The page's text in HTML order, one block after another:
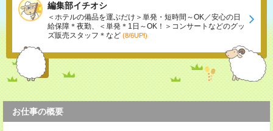
編集部イチオシ
＜ホテルの備品を運ぶだけ＞単発・短時間～OK／安心の日
給保障＊夜勤、＜単発＊1日～OK！＞コンサートなどのグッ
ズ販売スタッフ＊など (8/6UP!)
お仕事の概要